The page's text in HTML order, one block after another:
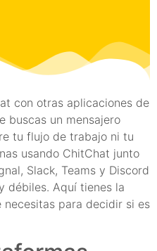
con otras aplicaciones de
buscas un mensajero
tu flujo de trabajo ni tu
usando ChitChat junto
Slack, Teams y Discord
débiles. Aquí tienes la
para decidir si es